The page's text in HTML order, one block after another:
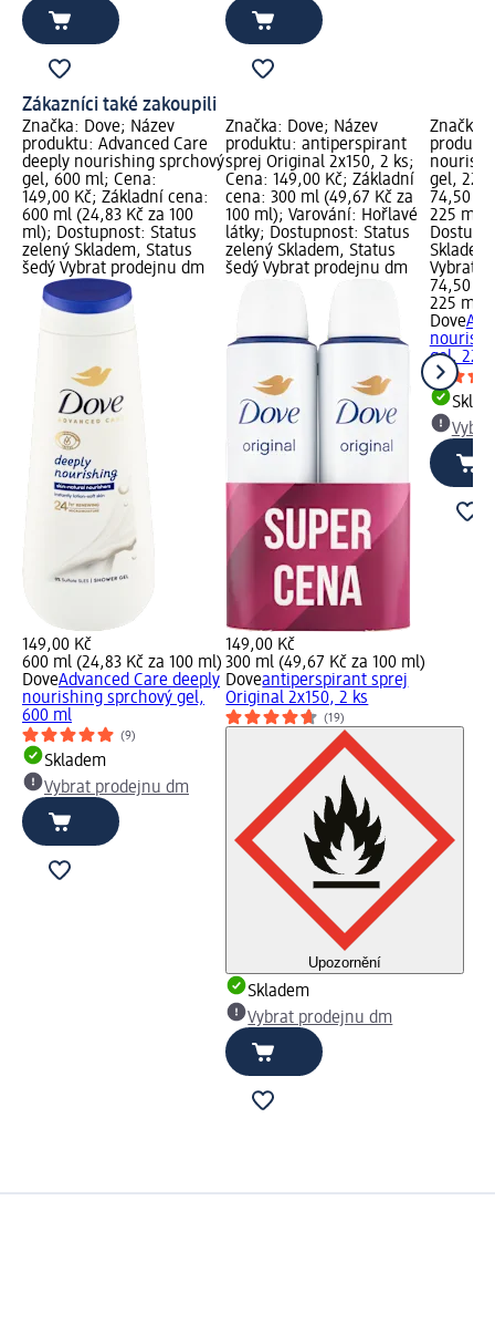
Zákazníci také zakoupili
Značka: Dove; Název
produktu: Advanced Care
deeply nourishing sprchový
gel, 600 ml; Cena:
149,00 Kč; Základní cena:
600 ml (24,83 Kč za 100
ml); Dostupnost: Status
zelený Skladem, Status
šedý Vybrat prodejnu dm
149,00 Kč
600 ml (24,83 Kč za 100 ml)
DoveAdvanced Care deeply
nourishing sprchový gel,
600 ml
(9)
Skladem
Vybrat prodejnu dm
Značka: Dove; Název
produktu: antiperspirant
sprej Original 2x150, 2 ks;
Cena: 149,00 Kč; Základní
cena: 300 ml (49,67 Kč za
100 ml); Varování: Hořlavé
látky; Dostupnost: Status
zelený Skladem, Status
šedý Vybrat prodejnu dm
149,00 Kč
300 ml (49,67 Kč za 100 ml)
Doveantiperspirant sprej
Original 2x150, 2 ks
(19)
Upozornění
Skladem
Vybrat prodejnu dm
Značka:
gel, 225
74,50
225 ml
Vybrat
74,50 Kč
225 ml
Dove
gel, 225